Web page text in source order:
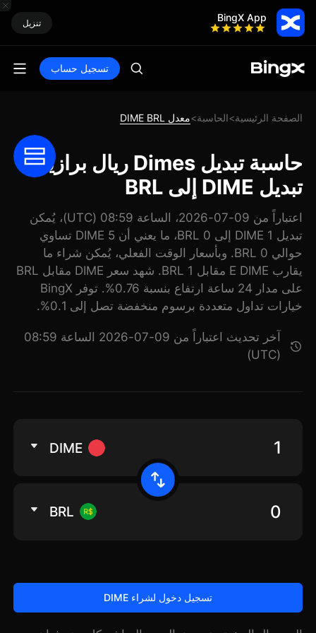
BingX App تنزيل
تسجيل حساب
الصفحة الرئيسية>الحاسبة>معدل DIME BRL
حاسبة تبديل Dimes ريال برازيلي:
تبديل DIME إلى BRL
اعتباراً من 09-07-2026، الساعة 08:59 (UTC)، يُمكن
تبديل 1 DIME إلى 0 BRL، ما يعني أن 5 DIME تساوي
حوالي 0 BRL. وبأسعار الوقت الفعلي، يُمكن شراء ما
يقارب E DIME مقابل 1 BRL. شهد سعر DIME مقابل BRL
على مدار 24 ساعة ارتفاع بنسبة 0.76%. توفر BingX
خيارات تداول متعددة برسوم منخفضة تصل إلى 0.1%.
آخر تحديث اعتباراً من 09-07-2026 الساعة 08:59
(UTC)
DIME
BRL
تسجيل دخول لشراء DIME